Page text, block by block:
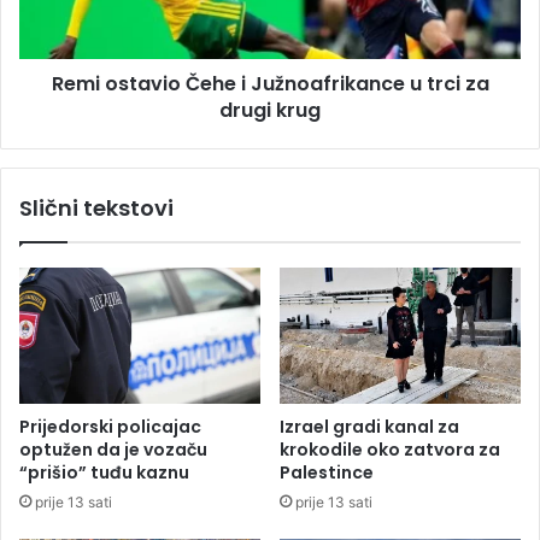
"
j
v
u
z
o
r
o
m
n
p
o
v
e
u
ž
n
o
a
r
i
a
Remi ostavio Čehe i Južnoafrikance u trci za
drugi krug
Slični tekstovi
Prijedorski policajac
optužen da je vozaču
“prišio” tuđu kaznu
prije 13 sati
Izrael gradi kanal za
krokodile oko zatvora za
Palestince
prije 13 sati